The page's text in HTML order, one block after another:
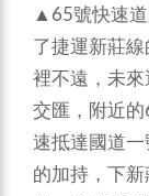
▲65號快速道
了捷運新莊
裡不遠，未
交匯，附近
速抵達國道
的加持，下